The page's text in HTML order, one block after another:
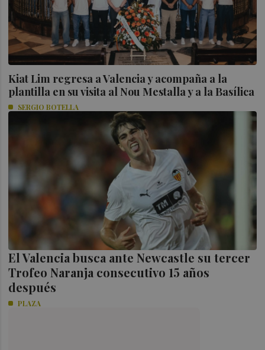
Kiat Lim regresa a Valencia y acompaña a la
plantilla en su visita al Nou Mestalla y a la Basílica
SERGIO BOTELLA
El Valencia busca ante Newcastle su tercer
Trofeo Naranja consecutivo 15 años
después
PLAZA